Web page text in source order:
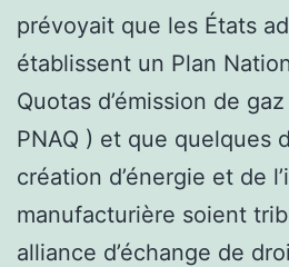
prévoyait que les États
établissent un Plan
Quotas d’émission de
PNAQ ) et que quelques
création d’énergie et de
manufacturière soient
alliance d’échange de